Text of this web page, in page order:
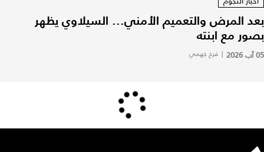
بعد المرض والتعميم الأمني... السيلاوي يظهر
بصور مع ابنته
05 آب 2026 | فرح جهمي